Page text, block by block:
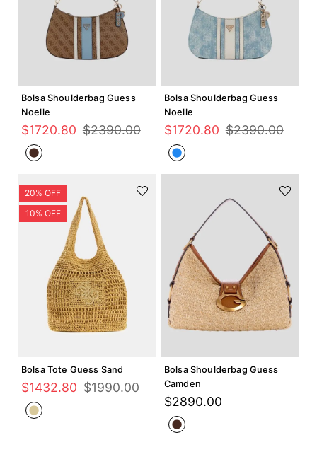
Bolsa Shoulderbag Guess
Noelle
$1720.80 $2390.00
Bolsa Shoulderbag Guess
Noelle
$1720.80 $2390.00
Bolsa Tote Guess Sand
$1432.80 $1990.00
Bolsa Shoulderbag Guess
Camden
$2890.00